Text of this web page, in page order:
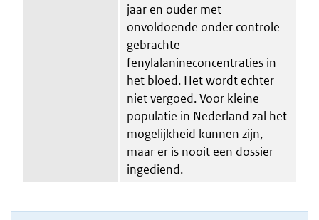
jaar en ouder met
onvoldoende onder controle
gebrachte
fenylalanineconcentraties in
het bloed. Het wordt echter
niet vergoed. Voor kleine
populatie in Nederland zal het
mogelijkheid kunnen zijn,
maar er is nooit een dossier
ingediend.